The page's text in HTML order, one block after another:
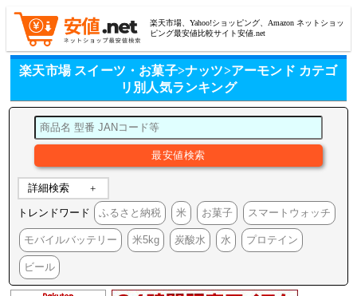
楽天市場、Yahoo!ショッピング、Amazon ネットショッ
ピング最安値比較サイト安値.net
楽天市場 スイーツ・お菓子>ナッツ>アーモンド カテゴ
リ別人気ランキング
詳細検索
トレンドワード ふるさと納税 米 お菓子 スマートウォッチ
モバイルバッテリー 米5kg 炭酸水 水 プロテイン
ビール